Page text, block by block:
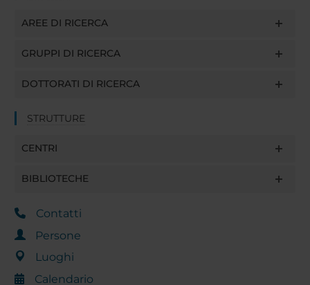
AREE DI RICERCA
GRUPPI DI RICERCA
DOTTORATI DI RICERCA
STRUTTURE
CENTRI
BIBLIOTECHE
Contatti
Persone
Luoghi
Calendario